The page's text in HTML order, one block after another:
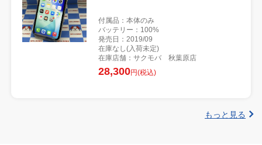
付属品：本体のみ
バッテリー：100%
発売日：2019/09
在庫なし(入荷未定)
在庫店舗：サクモバ 秋葉原店
28,300円(税込)
もっと見る